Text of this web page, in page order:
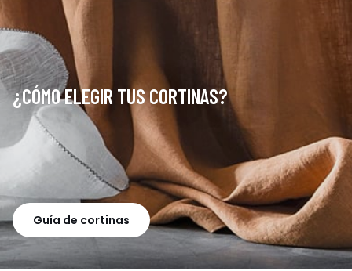
¿CÓMO ELEGIR TUS CORTINAS?
Guía de cortinas